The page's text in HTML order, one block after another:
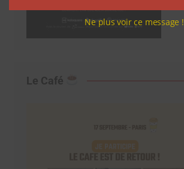
Le Café
Ne plus voir ce message !